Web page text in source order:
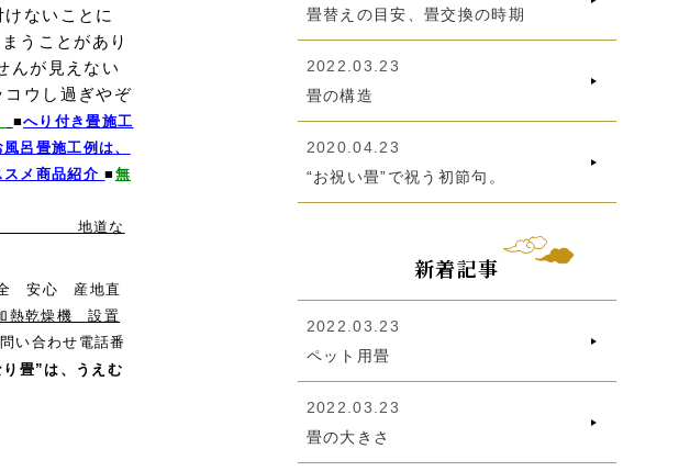
ないことに
うことがあり
んが見えない
コウし過ぎやぞ
■へり付き畳施工
風呂畳施工例は、
スメ商品紹介■ 無
” 地道な
安心 産地直
熱乾燥機 設置
い合わせ電話番
畳”は、うえむ
畳替えの目安、畳交換の時期
2022.03.23
畳の構造
2020.04.23
“お祝い畳”で祝う初節句。
新着記事
2022.03.23
ペット用畳
2022.03.23
畳の大きさ